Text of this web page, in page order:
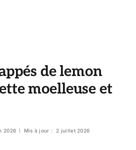
de lemon
moelleuse et
2026 Mis à jour : 2 juillet 2026